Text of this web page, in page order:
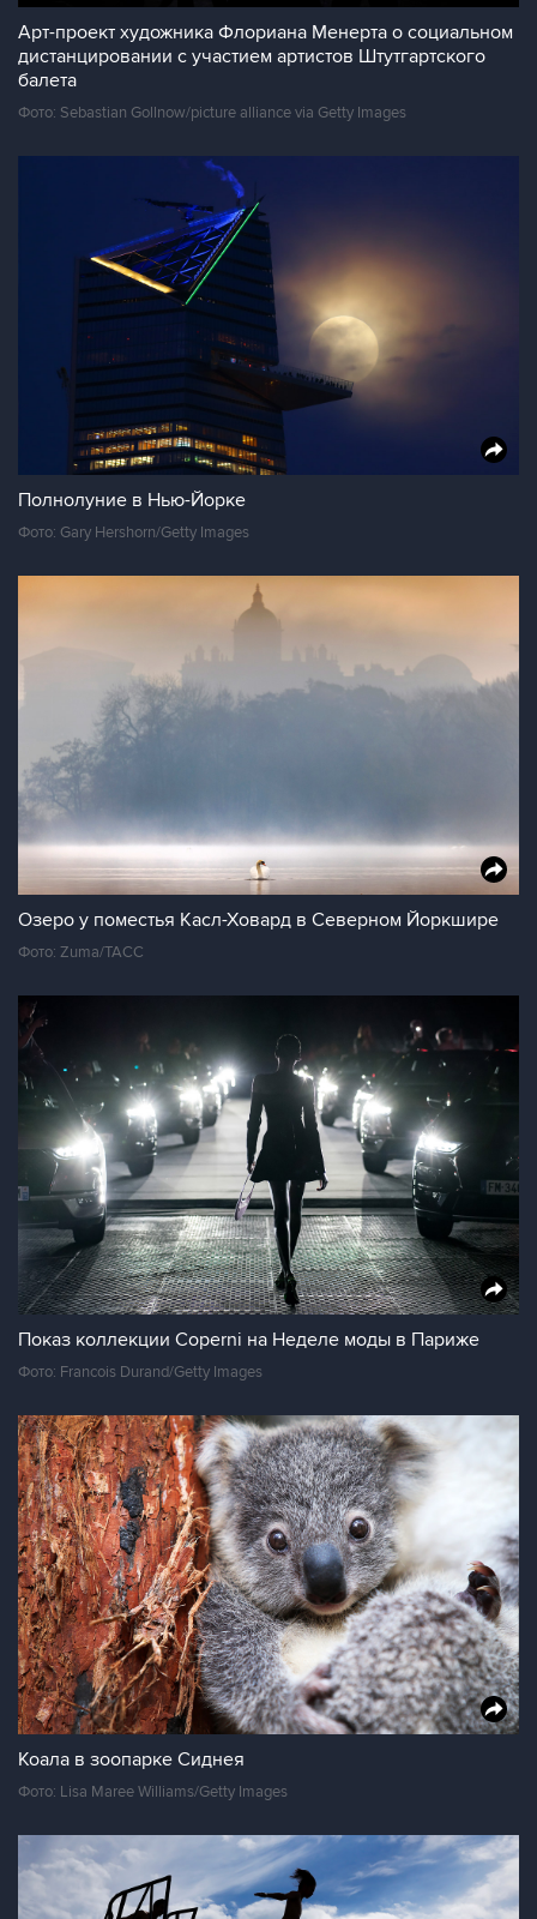
Арт-проект художника Флориана Менерта о социальном
дистанцировании с участием артистов Штутгартского
балета
Фото: Sebastian Gollnow/picture alliance via Getty Images
Полнолуние в Нью-Йорке
Фото: Gary Hershorn/Getty Images
Озеро у поместья Касл-Ховард в Северном Йоркшире
Фото: Zuma/ТАСС
Показ коллекции Coperni на Неделе моды в Париже
Фото: Francois Durand/Getty Images
Коала в зоопарке Сиднея
Фото: Lisa Maree Williams/Getty Images